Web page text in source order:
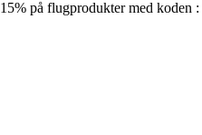
15% på flugprodukter med koden :